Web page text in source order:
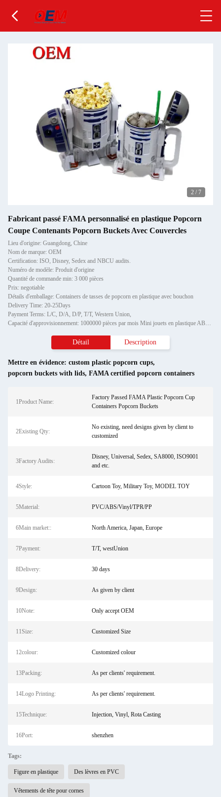
2 / 7
Fabricant passé FAMA personnalisé en plastique Popcorn
Coupe Contenants Popcorn Buckets Avec Couvercles
Lieu d'origine: Guangdong, Chine
Nom de marque: OEM
Certification: ISO, Disney, Sedex and NBCU audits.
Numéro de modèle: Produit d'origine
Quantité de commande min: 3 000 pièces
Prix: negotiable
Détails d'emballage: Containers de tasses de popcorn en plastique avec bouchon
Delivery Time: 20-25Days
Payment Terms: L/C, D/A, D/P, T/T, Western Union,
Capacité d'approvisionnement: 1000000 pièces par mois Mini jouets en plastique ABS pour voiture pour enfants
Détail Description
Mettre en évidence: custom plastic popcorn cups,
popcorn buckets with lids, FAMA certified popcorn containers
1Product Name:
Factory Passed FAMA Plastic Popcorn Cup
Containers Popcorn Buckets
2Existing Qty:
No existing, need designs given by client to
customized
3Factory Audits:
Disney, Universal, Sedex, SA8000, ISO9001
and etc.
4Style: Cartoon Toy, Military Toy, MODEL TOY
5Material: PVC/ABS/Vinyl/TPR/PP
6Main market:: North America, Japan, Europe
7Payment: T/T, westUnion
8Delivery: 30 days
9Design: As given by client
10Note: Only accept OEM
11Size: Customized Size
12colour: Customized colour
13Packing: As per clients' requirement.
14Logo Printing: As per clients' requirement.
15Technique: Injection, Vinyl, Rota Casting
16Port: shenzhen
Tags:
Figure en plastique Des lèvres en PVC
Vêtements de tête pour cornes